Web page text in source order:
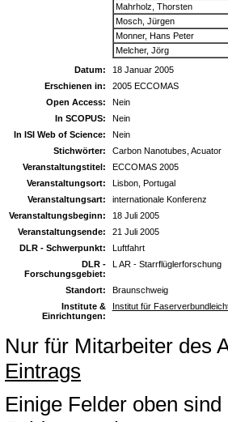
Mahrholz, Thorsten
Mosch, Jürgen
Monner, Hans Peter
Melcher, Jörg
Datum:
18 Januar 2005
Erschienen in:
2005 ECCOMAS
Open Access:
Nein
In SCOPUS:
Nein
In ISI Web of Science:
Nein
Stichwörter:
Carbon Nanotubes, Acuator
Veranstaltungstitel:
ECCOMAS 2005
Veranstaltungsort:
Lisbon, Portugal
Veranstaltungsart:
internationale Konferenz
Veranstaltungsbeginn:
18 Juli 2005
Veranstaltungsende:
21 Juli 2005
DLR - Schwerpunkt:
Luftfahrt
DLR -
Forschungsgebiet:
L AR - Starrflüglerforschung
Standort:
Braunschweig
Institute &
Einrichtungen:
Institut für
Nur für Mitarbeiter des
Eintrags
Einige Felder oben